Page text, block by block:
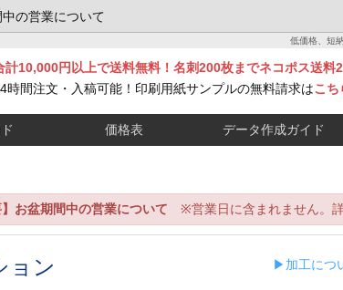
中の営業について
低価格、短
計10,000円以上で送料無料！名刺200枚までネコポス送料
時間注文・入稿可能！印刷用紙サンプルの無料請求はこち
価格表 データ作成ガイド
】お盆期間中の営業について ※営業日に含まれません。
ョン ▶加工につ